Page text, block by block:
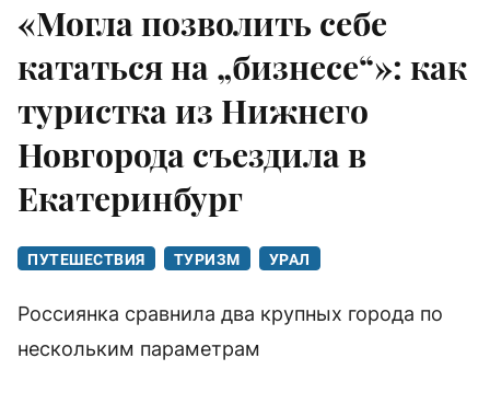
«Могла позволить себе
кататься на „бизнесе“»: как
туристка из Нижнего
Новгорода съездила в
Екатеринбург
ПУТЕШЕСТВИЯ ТУРИЗМ УРАЛ
Россиянка сравнила два крупных города по
нескольким параметрам